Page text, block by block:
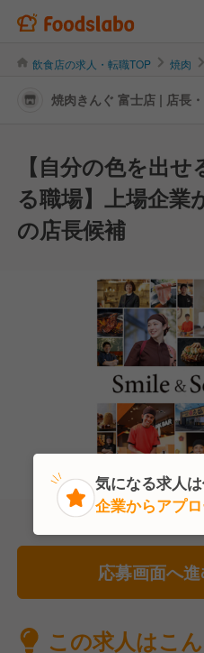
飲食店の求人・転職TOP 焼肉
焼肉きんぐ 富士店 | 店長
【自分の色を出
る職場】上場企業
の店長候補
応募画面へ
この求人はこん
気になる求人は
企業からアプ